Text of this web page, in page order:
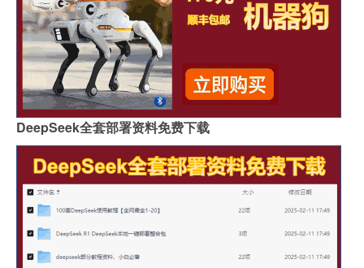
DeepSeek全套部署资料免费下载